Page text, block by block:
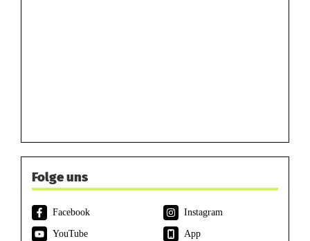
Folge uns
Facebook
Instagram
YouTube
App